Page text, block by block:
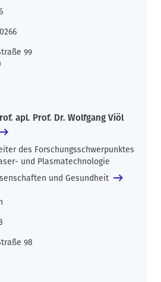
99
apl. Prof. Dr. Wolfgang Viöl
des Forschungsschwerpunktes
und Plasmatechnologie
und Gesundheit
98